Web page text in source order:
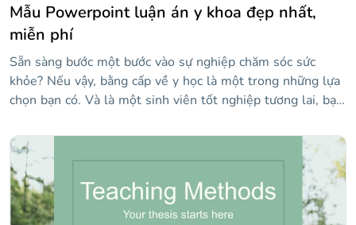
Mẫu Powerpoint luận án y khoa đẹp nhất,
miễn phí
Sẵn sàng bước một bước vào sự nghiệp chăm sóc sức
khỏe? Nếu vậy, bằng cấp về y học là một trong những lựa
chọn bạn có. Và là một sinh viên tốt nghiệp tương lai, bạn
vực bạn đã chọn. Nghe có vẻ đáng sợ không? Đừng lo
lắng. Tại Slidesgo, chúng tôi đã chuẩn bị mẫu trình bày
miễn phí này để giúp bạn thực hiện luận án Y khoa của
mình.